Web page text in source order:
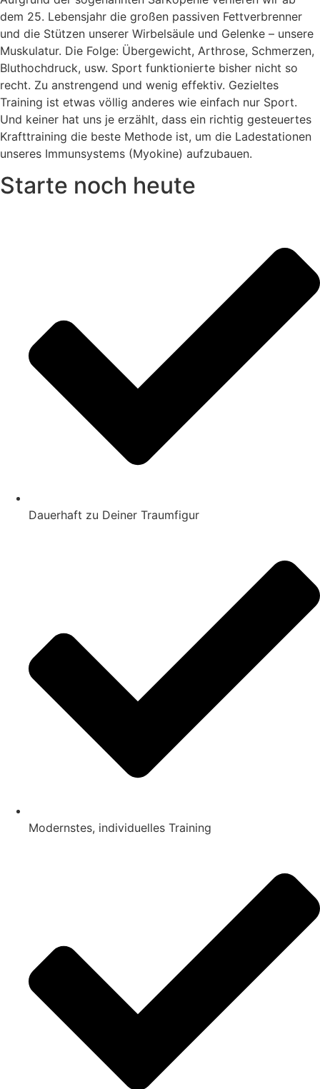
dem 25. Lebensjahr die großen passiven Fettverbrenner
und die Stützen unserer Wirbelsäule und Gelenke – unsere
Muskulatur. Die Folge: Übergewicht, Arthrose, Schmerzen,
Bluthochdruck, usw. Sport funktionierte bisher nicht so
recht. Zu anstrengend und wenig effektiv. Gezieltes
Training ist etwas völlig anderes wie einfach nur Sport.
Und keiner hat uns je erzählt, dass ein richtig gesteuertes
Krafttraining die beste Methode ist, um die Ladestationen
unseres Immunsystems (Myokine) aufzubauen.
Starte noch heute
Dauerhaft zu Deiner Traumfigur
Modernstes, individuelles Training